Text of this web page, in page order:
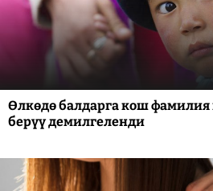
Өлкөдө балдарга кош фамилия
берүү демилгеленди